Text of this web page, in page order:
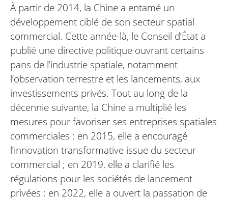
À partir de 2014, la Chine a entamé un
développement ciblé de son secteur spatial
commercial. Cette année-là, le Conseil d’État a
publié une directive politique ouvrant certains
pans de l’industrie spatiale, notamment
l’observation terrestre et les lancements, aux
investissements privés. Tout au long de la
décennie suivante, la Chine a multiplié les
mesures pour favoriser ses entreprises spatiales
commerciales : en 2015, elle a encouragé
l’innovation transformative issue du secteur
commercial ; en 2019, elle a clarifié les
régulations pour les sociétés de lancement
privées ; en 2022, elle a ouvert la passation de